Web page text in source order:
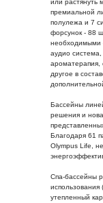
или растянуть
премиальной
полулежа и 7
форсунок - 88
необходимыми
аудио
ароматерапия,
другое в
Бассейны
решения и
Благодаря 61
Olympus Life,
Спа-бассейны
использования
утепленный